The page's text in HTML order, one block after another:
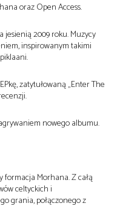
oraz Open Access.
jesienią 2009 roku. Muzycy
inspirowanym takimi
zatytułowaną „Enter The
nowego albumu.
Morhana. Z całą
celtyckich i
grania, połączonego z